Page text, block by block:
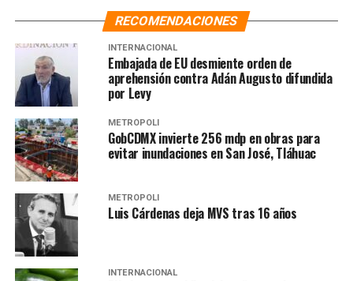
RECOMENDACIONES
INTERNACIONAL
Embajada de EU desmiente orden de
aprehensión contra Adán Augusto difundida
por Levy
METRÓPOLI
GobCDMX invierte 256 mdp en obras para
evitar inundaciones en San José, Tláhuac
METRÓPOLI
Luis Cárdenas deja MVS tras 16 años
INTERNACIONAL